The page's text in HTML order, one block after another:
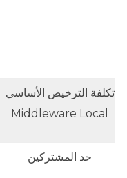
تكلفة الترخيص الأساسي
Middleware Local
حد المشتركين